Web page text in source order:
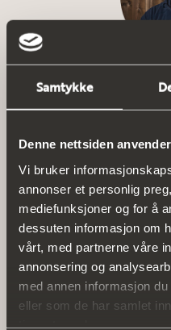
Samtykke
Denne nettsiden
Vi bruker
annonser et personlig
mediefunksjoner og for å
dessuten informasjon om
vårt, med partnerne våre
annonsering og
med annen informasjon
eller som de har samlet
Partner /